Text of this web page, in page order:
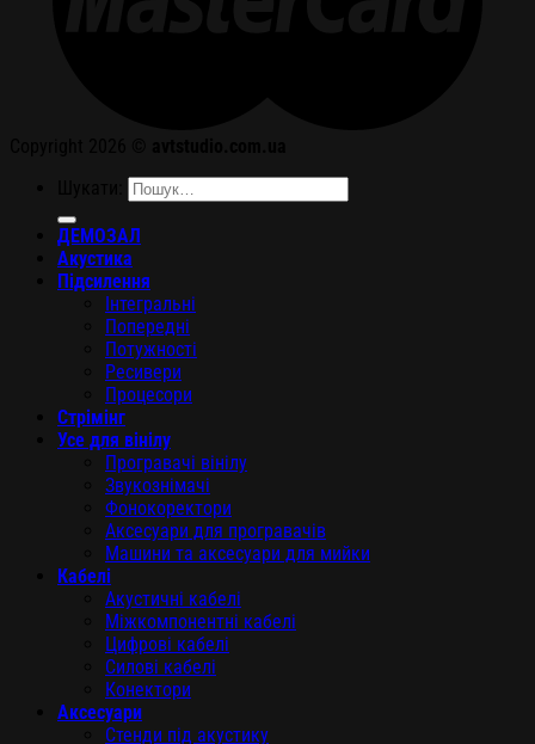
ДЕМОЗАЛ
Акустика
Підсилення
Інтегральні
Попередні
Потужності
Ресивери
Процесори
Стрімінг
Усе для вінілу
Програвачі вінілу
Звукознімачі
Фонокоректори
Аксесуари для програвачів
Машини та аксесуари для мийки
Кабелі
Акустичні кабелі
Міжкомпонентні кабелі
Цифрові кабелі
Силові кабелі
Конектори
Аксесуари
Стенди під акустику